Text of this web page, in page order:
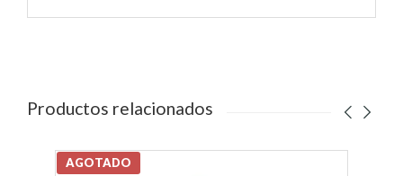
Productos relacionados
AGOTADO